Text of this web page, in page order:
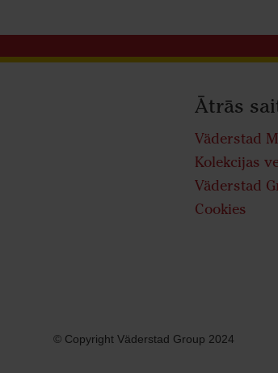
Ātrās
Väderstad
Kolekcijas
Väderstad
Cookies
© Copyright Väderstad Group 2024